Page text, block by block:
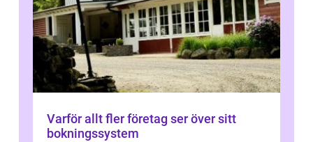
Varför allt fler företag ser över sitt
bokningssystem